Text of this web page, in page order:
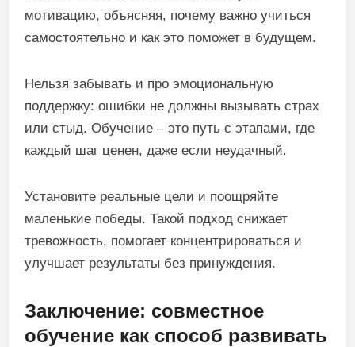
мотивацию, объясняя, почему важно учиться
самостоятельно и как это поможет в будущем.
Нельзя забывать и про эмоциональную
поддержку: ошибки не должны вызывать страх
или стыд. Обучение – это путь с этапами, где
каждый шаг ценен, даже если неудачный.
Установите реальные цели и поощряйте
маленькие победы. Такой подход снижает
тревожность, помогает концентрироваться и
улучшает результаты без принуждения.
Заключение: совместное
обучение как способ развивать